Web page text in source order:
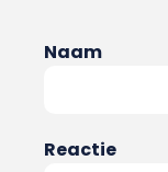
Naam
Reactie